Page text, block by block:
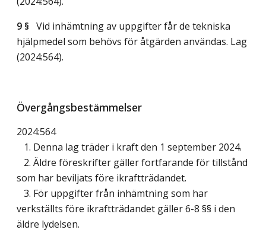
9 § Vid inhämtning av uppgifter får de tekniska
hjälpmedel som behövs för åtgärden användas. Lag
(2024:564).
Övergångsbestämmelser
2024:564
1. Denna lag träder i kraft den 1 september 2024.
2. Äldre föreskrifter gäller fortfarande för tillstånd
som har beviljats före ikraftträdandet.
3. För uppgifter från inhämtning som har
verkställts före ikraftträdandet gäller 6-8 §§ i den
äldre lydelsen.